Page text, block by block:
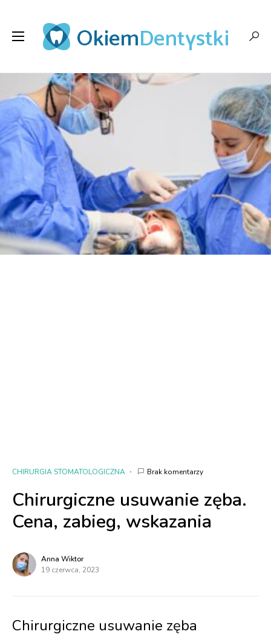
CHIRURGIA STOMATOLOGICZNA Brak komentarzy
Chirurgiczne usuwanie zęba.
Cena, zabieg, wskazania
Anna Wiktor
19 czerwca, 2023
Chirurgiczne usuwanie zęba